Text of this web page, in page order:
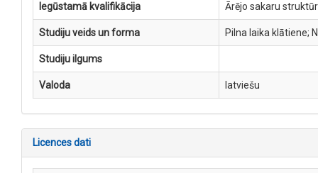
Iegūstamā kvalifikācija Ārējo sakaru
Studiju veids un forma Pilna laika klātiene;
Studiju ilgums
Valoda latviešu
Licences dati